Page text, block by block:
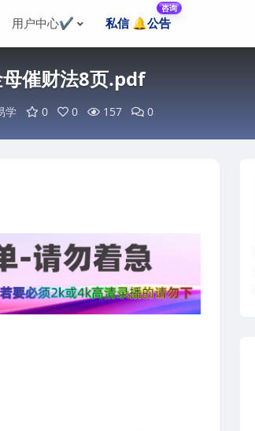
用户中心✔️ 私信 🔔公告
咨询
催财法8页.pdf
学 0 0 157 0